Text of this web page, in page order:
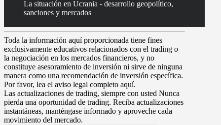
La situación en Ucrania - desarrollo geopolítico,
sanciones y mercados
Toda la información aquí proporcionada tiene fines
exclusivamente educativos relacionados con el trading o
la negociación en los mercados financieros, y no
constituye asesoramiento de inversión ni sirve de ninguna
manera como una recomendación de inversión específica.
Por favor, lea el aviso legal completo aquí.
Las actualizaciones de trading, siempre con usted Nunca
pierda una oportunidad de trading. Reciba actualizaciones
instantáneas, manténgase informado y aproveche cada
movimiento del mercado.